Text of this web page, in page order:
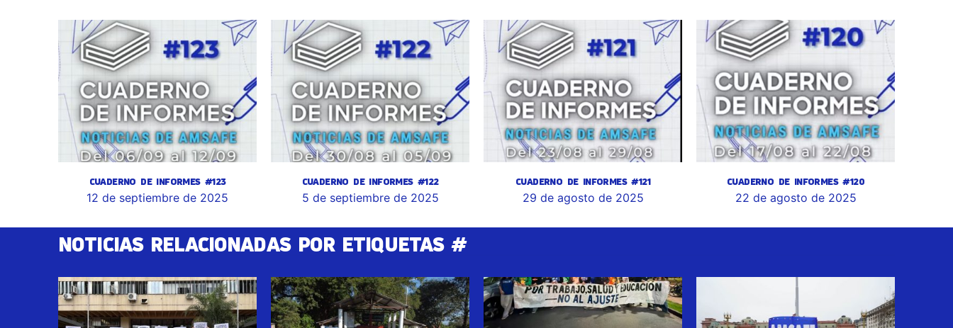
CUADERNO DE INFORMES #123
12 de septiembre de 2025
CUADERNO DE INFORMES #122
5 de septiembre de 2025
CUADERNO DE INFORMES #121
29 de agosto de 2025
CUADERNO DE INFORMES #120
22 de agosto de 2025
NOTICIAS RELACIONADAS POR ETIQUETAS #